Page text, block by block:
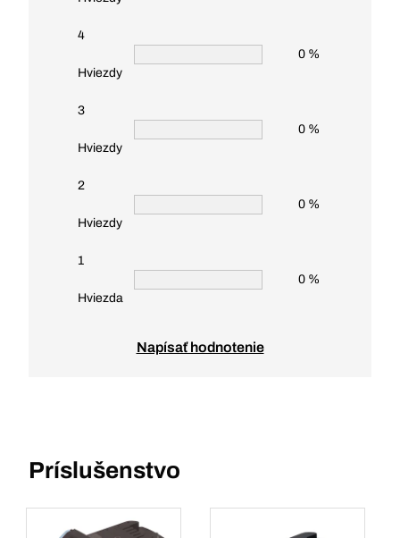
4
Hviezdy
0 %
3
Hviezdy
0 %
2
Hviezdy
0 %
1
Hviezda
0 %
Napísať hodnotenie
Príslušenstvo